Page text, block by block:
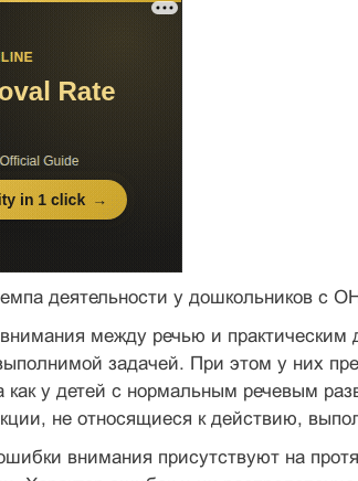
деятельности у дошкольников с
между речью и практическим
задачей. При этом у них
как у детей с нормальным речевым
не относящиеся к действию,
внимания присутствуют на